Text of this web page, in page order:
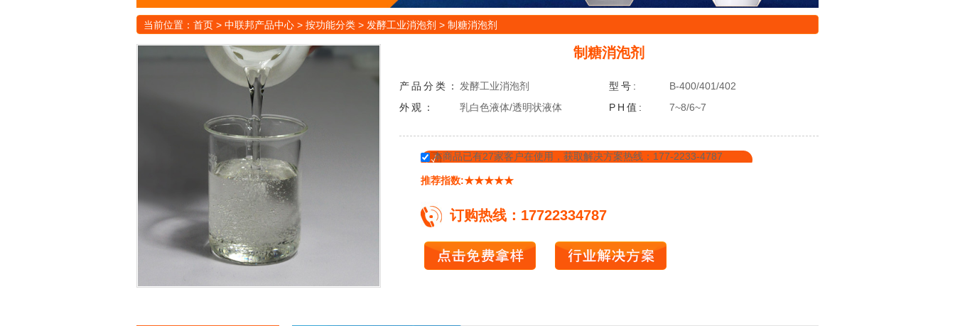
当前位置： 首页 > 中联邦产品中心 > 按功能分类 > 发酵工业消泡剂 > 制糖消泡剂
制糖消泡剂
产品分类： 发酵工业消泡剂 型 号:
B-400/401/402
外观： 乳白色液体/透明状液体 PH 值: 7~8/6~7
本商品已有27家客户在使用，获取解决方案热线：177-2233-4787
推荐指数:★★★★★
订购热线：17722334787